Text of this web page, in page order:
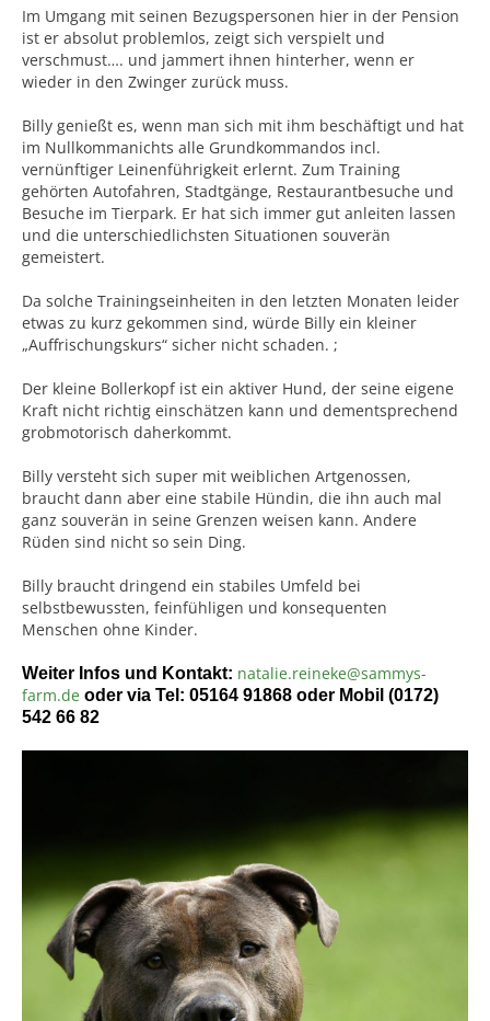
Im Umgang mit seinen Bezugspersonen hier in der Pension
ist er absolut problemlos, zeigt sich verspielt und
verschmust…. und jammert ihnen hinterher, wenn er
wieder in den Zwinger zurück muss.
Billy genießt es, wenn man sich mit ihm beschäftigt und hat
im Nullkommanichts alle Grundkommandos incl.
vernünftiger Leinenführigkeit erlernt. Zum Training
gehörten Autofahren, Stadtgänge, Restaurantbesuche und
Besuche im Tierpark. Er hat sich immer gut anleiten lassen
und die unterschiedlichsten Situationen souverän
gemeistert.
Da solche Trainingseinheiten in den letzten Monaten leider
etwas zu kurz gekommen sind, würde Billy ein kleiner
„Auffrischungskurs“ sicher nicht schaden. ;
Der kleine Bollerkopf ist ein aktiver Hund, der seine eigene
Kraft nicht richtig einschätzen kann und dementsprechend
grobmotorisch daherkommt.
Billy versteht sich super mit weiblichen Artgenossen,
braucht dann aber eine stabile Hündin, die ihn auch mal
ganz souverän in seine Grenzen weisen kann. Andere
Rüden sind nicht so sein Ding.
Billy braucht dringend ein stabiles Umfeld bei
selbstbewussten, feinfühligen und konsequenten
Menschen ohne Kinder.
Weiter Infos und Kontakt: natalie.reineke@sammys-
farm.de oder via Tel: 05164 91868 oder Mobil (0172)
542 66 82